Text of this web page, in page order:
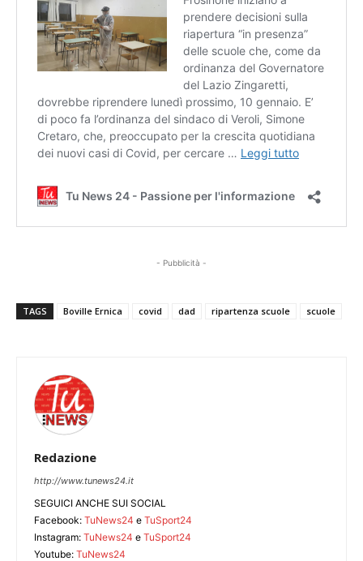
- Pubblicità -
TAGS Boville Ernica covid dad ripartenza scuole scuole
Redazione
http://www.tunews24.it
SEGUICI ANCHE SUI SOCIAL
Facebook: TuNews24 e TuSport24
Instagram: TuNews24 e TuSport24
Youtube: TuNews24